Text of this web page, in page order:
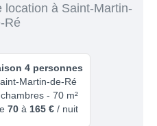
location à Saint-Martin-
Ré
4 personnes
Martin-de-Ré
- 70 m²
70à 165 €/ nuit